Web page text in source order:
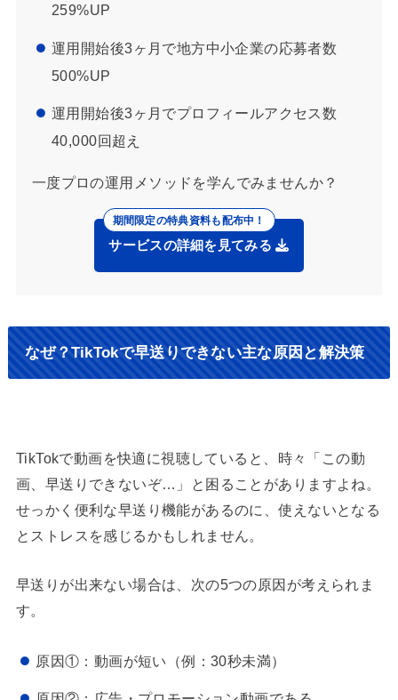
259%UP
運用開始後3ヶ月で地方中小企業の応募者数
500%UP
運用開始後3ヶ月でプロフィールアクセス数
40,000回超え
一度プロの運用メソッドを学んでみませんか？
サービスの詳細を見てみる
なぜ？TikTokで早送りできない主な原因と解決策
TikTokで動画を快適に視聴していると、時々「この動
画、早送りできないぞ…」と困ることがありますよね。
せっかく便利な早送り機能があるのに、使えないとなる
とストレスを感じるかもしれません。
早送りが出来ない場合は、次の5つの原因が考えられま
す。
原因①：動画が短い（例：30秒未満）